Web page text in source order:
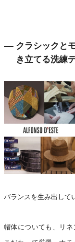
クラシックと
き立てる洗練
バランスを生み出して
帽体についても、リ